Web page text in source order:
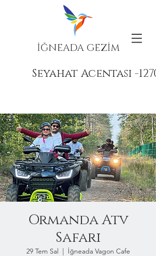
İĞNEADA GEZİM
Seyahat Acentası -
Ormanda Atv
Safari
29 Tem Sal
  |
İğneada Vagon Cafe